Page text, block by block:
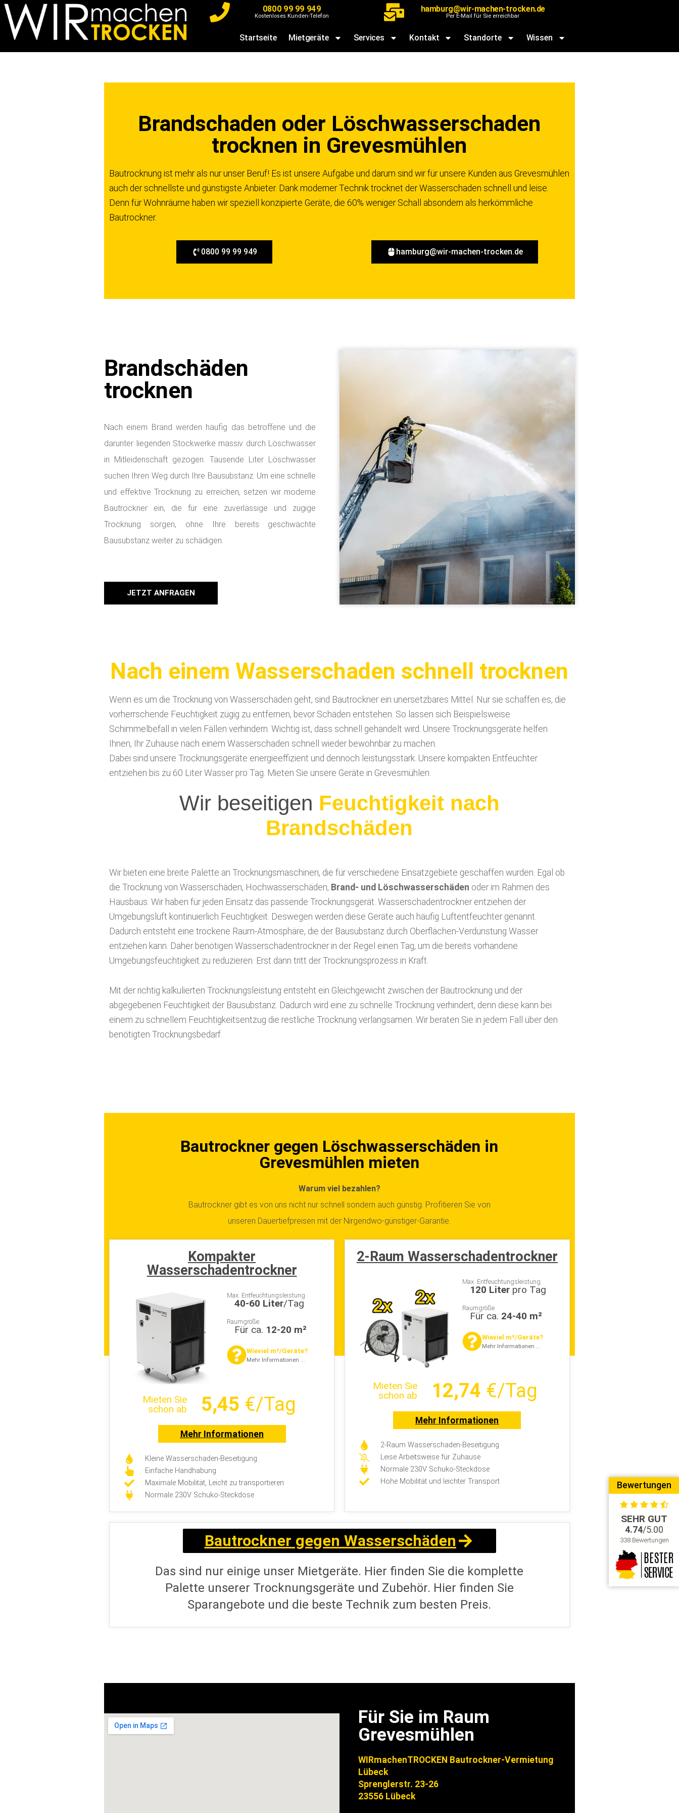
Z
0800 99 99 949
Kostenloses Kunden-Telefon
hamburg@wir-machen-trocken.de
Per E-Mail für Sie erreichbar
Startseite Mietgeräte Services Kontakt Standorte Wissen
Brandschaden oder Löschwasserschaden
trocknen in Grevesmühlen
Bautrocknung ist mehr als nur unser Beruf! Es ist unsere Aufgabe und darum sind wir für unsere Kunden aus Grevesmühlen
auch der schnellste und günstigste Anbieter. Dank moderner Technik trocknet der Wasserschaden schnell und leise.
Denn für Wohnräume haben wir speziell konzipierte Geräte, die 60% weniger Schall absondern als herkömmliche
Bautrockner.
0800 99 99 949 hamburg@wir-machen-trocken.de
Brandschäden
trocknen
Nach einem Brand werden häufig das betroffene und die
darunter liegenden Stockwerke massiv durch Löschwasser
in Mitleidenschaft gezogen. Tausende Liter Löschwasser
suchen Ihren Weg durch Ihre Bausubstanz. Um eine schnelle
und effektive Trocknung zu erreichen, setzen wir moderne
Bautrockner ein, die für eine zuverlässige und zügige
Trocknung sorgen, ohne Ihre bereits geschwächte
Bausubstanz weiter zu schädigen.
JETZT ANFRAGEN
Nach einem Wasserschaden schnell trocknen
Wenn es um die Trocknung von Wasserschäden geht, sind Bautrockner ein unersetzbares Mittel. Nur sie schaffen es, die
vorherrschende Feuchtigkeit zügig zu entfernen, bevor Schäden entstehen. So lassen sich Beispielsweise
Schimmelbefall in vielen Fällen verhindern. Wichtig ist, dass schnell gehandelt wird. Unsere Trocknungsgeräte helfen
Ihnen, Ihr Zuhause nach einem Wasserschaden schnell wieder bewohnbar zu machen.
Dabei sind unsere Trocknungsgeräte energieeffizient und dennoch leistungsstark. Unsere kompakten Entfeuchter
entziehen bis zu 60 Liter Wasser pro Tag. Mieten Sie unsere Geräte in Grevesmühlen.
Wir beseitigen Löschwasserschäden
Hausbaus. Wir haben für jeden Einsatz das passende Trocknungsgerät. Wasserschadentrockner entziehen der
Umgebungsluft kontinuierlich Feuchtigkeit. Deswegen werden diese Geräte auch häufig Luftentfeuchter genannt.
Dadurch entsteht eine trockene Raum-Atmosphäre, die der Bausubstanz durch Oberflächen-Verdunstung Wasser
entziehen kann. Daher benötigen Wasserschadentrockner in der Regel einen Tag, um die bereits vorhandene
Umgebungsfeuchtigkeit zu reduzieren. Erst dann tritt der Trocknungsprozess in Kraft.
Mit der richtig kalkulierten Trocknungsleistung entsteht ein Gleichgewicht zwischen der Bautrocknung und der
einem zu schnellem Feuchtigkeitsentzug die restliche Trocknung verlangsamen. Wir beraten Sie in jedem Fall über den
benötigten Trocknungsbedarf.
Grevesmühlen mieten
Warum viel bezahlen?
Wasserschadentrockner
Max. Entfeuchtungsleistung
40-60 Liter/Tag
Raumgröße
Für ca.12-20 m²
Wieviel m²/Geräte?
Mieten Sie
schon ab
5,45
Mehr Informationen
Kleine Wasserschaden-Beseitigung
Maximale Mobilität, Leicht zu transportieren
Normale 230V Schuko-Steckdose
Max. Entfeuchtungsleistung
120 Literpro Tag
Raumgröße
Für ca.24-40 m²
Wieviel m²/Geräte?
Mieten Sie
12,74
Mehr Informationen
2-Raum Wasserschaden-Beseitigung
Normale 230V Schuko-Steckdose
Hohe Mobilität und leichter Transport
Bautrockner gegen Wasserschäden
Das sind nur einige unser Mietgeräte. Hier finden Sie die komplette
Palette unserer Trocknungsgeräte und Zubehör. Hier finden Sie
Sparangebote und die beste Technik zum besten Preis.
Grevesmühlen
WIRmachenTROCKEN Bautrockner-Vermietung
Sprenglerstr. 23-26
23556 Lübeck
Bewertungen
SEHR GUT
4.74/5.00
338 Bewertungen